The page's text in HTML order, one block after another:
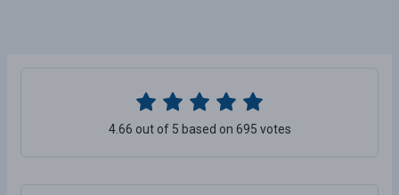
4.66 out of 5 based on 695 votes